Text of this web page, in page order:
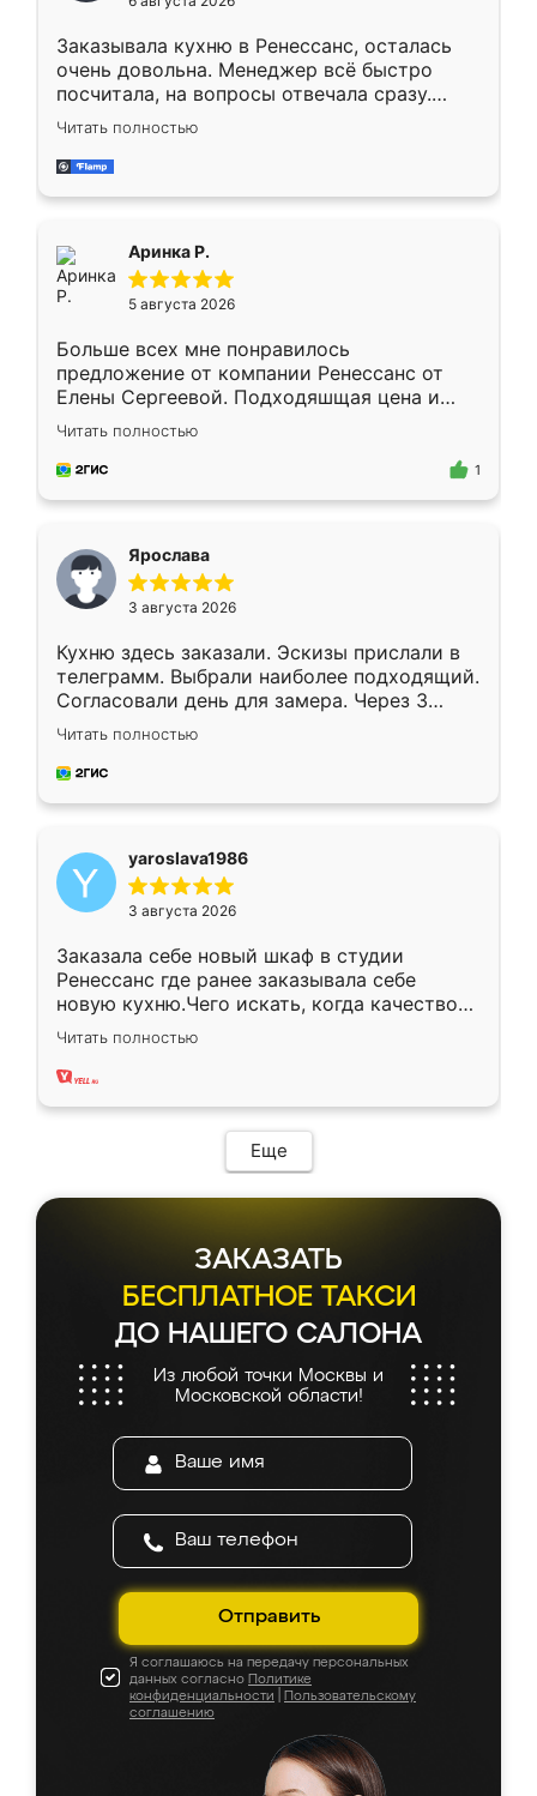
мебели буду заказывать только здесь.
Заказывала кухню в Ренессанс, осталась
очень довольна. Менеджер всё быстро
посчитала, на вопросы отвечала сразу.
Замерщик приехал в субботу, подошёл к
делу со всей ответственностью. Собрали
за день, ребята работали аккуратно, даже
Читать полностью
Аринка Р.
5 августа 2026
Больше всех мне понравилось
предложение от компании Ренессанс от
Елены Сергеевой. Подходяшщая цена и
короткие сроки изготовления. Приехавший
для замера сотрудник Владислав
предложил по моему эскизу самый
Читать полностью
1
Ярослава
3 августа 2026
Кухню здесь заказали. Эскизы прислали в
телеграмм. Выбрали наиболее подходящий.
Согласовали день для замера. Через 3
недели кухня была уже готова. Остались
довольны работой. Спасибо Ренессанс
мебель за качественную работу!
Читать полностью
yaroslava1986
3 августа 2026
Заказала себе новый шкаф в студии
Ренессанс где ранее заказывала себе
новую кухню.Чего искать, когда качеством
вполне довольна. Служит кухня уже почти
два года, нареканий нет.
Читать полностью
Еще
ЗАКАЗАТЬ
БЕСПЛАТНОЕ ТАКСИ
ДО НАШЕГО САЛОНА
Из любой точки Москвы и
Московской области!
Отправить
Я соглашаюсь на передачу персональных
данных согласно Политике
конфиденциальности
Пользовательскому
соглашению